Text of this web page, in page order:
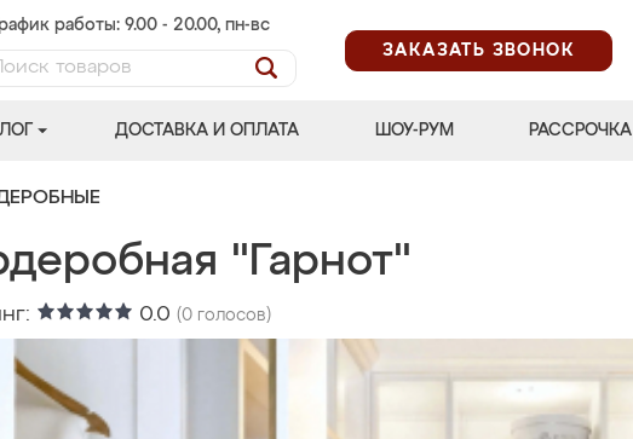
работы: 9.00 - 20.00, пн-вс
ЗАКАЗАТЬ ЗВОНОК
ДОСТАВКА И ОПЛАТА ШОУ-РУМ РАССРОЧКА
"Гарнот"
0.0 (0 голосов)